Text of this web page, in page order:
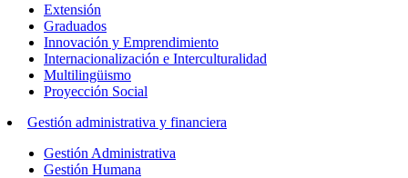
Extensión
Graduados
Innovación y Emprendimiento
Internacionalización e Interculturalidad
Multilingüismo
Proyección Social
Gestión administrativa y financiera
Gestión Administrativa
Gestión Humana